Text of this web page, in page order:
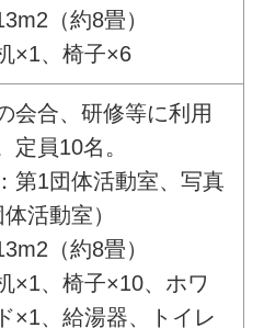
（約8畳）
×1、椅子×6
会合、研修等に利用
定員10名。
第1団体活動室、写真
活動室）
（約8畳）
×1、椅子×10、ホワ
×1、給湯器、トイレ